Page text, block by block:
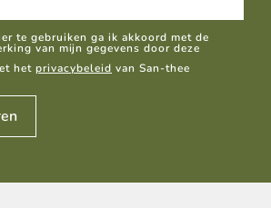
te gebruiken ga ik akkoord met de
van mijn gegevens door deze
het privacybeleid van San-thee